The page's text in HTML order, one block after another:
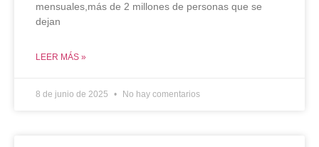
mensuales,más de 2 millones de personas que se
dejan
LEER MÁS »
8 de junio de 2025 No hay comentarios